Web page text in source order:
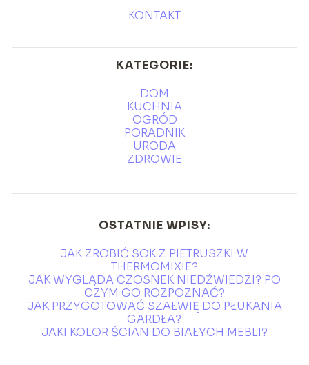
KONTAKT
KATEGORIE:
DOM
KUCHNIA
OGRÓD
PORADNIK
URODA
ZDROWIE
OSTATNIE WPISY:
JAK ZROBIĆ SOK Z PIETRUSZKI W
THERMOMIXIE?
JAK WYGLĄDA CZOSNEK NIEDŹWIEDZI? PO
CZYM GO ROZPOZNAĆ?
JAK PRZYGOTOWAĆ SZAŁWIĘ DO PŁUKANIA
GARDŁA?
JAKI KOLOR ŚCIAN DO BIAŁYCH MEBLI?